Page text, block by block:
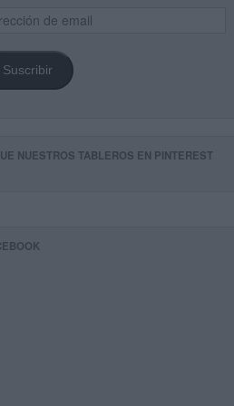
Suscribir
NUESTROS TABLEROS EN PINTEREST